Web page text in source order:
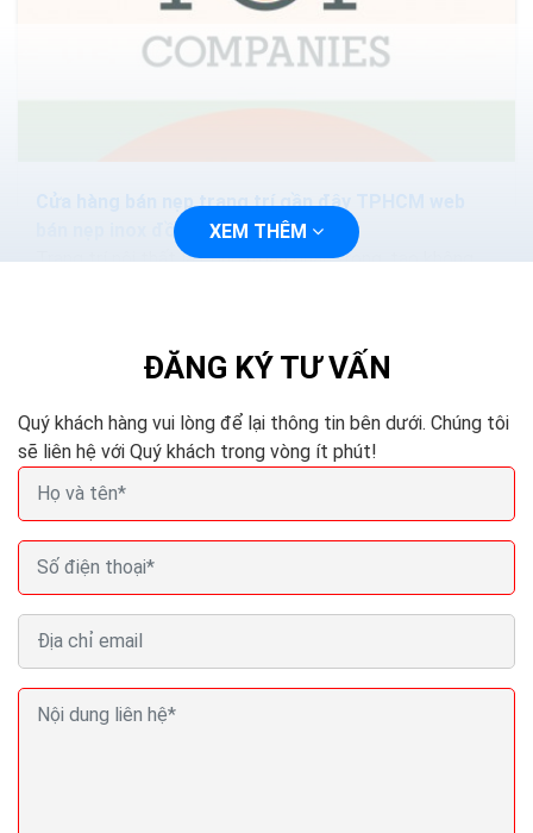
Cửa hàng bán nẹp trang trí gần đây TPHCM web
bán nẹp inox đồng nhôm
Trang trí nội thất là công đoạn quan trọng, tạo không
XEM THÊM
ĐĂNG KÝ TƯ VẤN
Quý khách hàng vui lòng để lại thông tin bên dưới. Chúng tôi
sẽ liên hệ với Quý khách trong vòng ít phút!